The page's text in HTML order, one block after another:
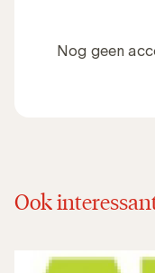
Nog geen
Ook